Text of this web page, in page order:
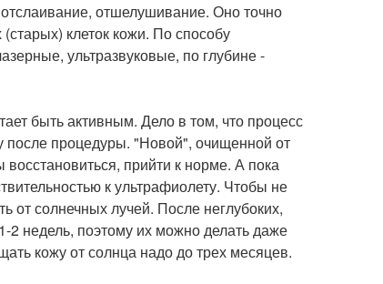
отшелушивание. Оно точно
клеток кожи. По способу
ультразвуковые, по глубине -
быть активным. Дело в том, что процесс
после процедуры. "Новой", очищенной от
прийти к норме. А пока
к ультрафиолету. Чтобы не
от солнечных лучей. После неглубоких,
2 недель, поэтому их можно делать даже
кожу от солнца надо до трех месяцев.